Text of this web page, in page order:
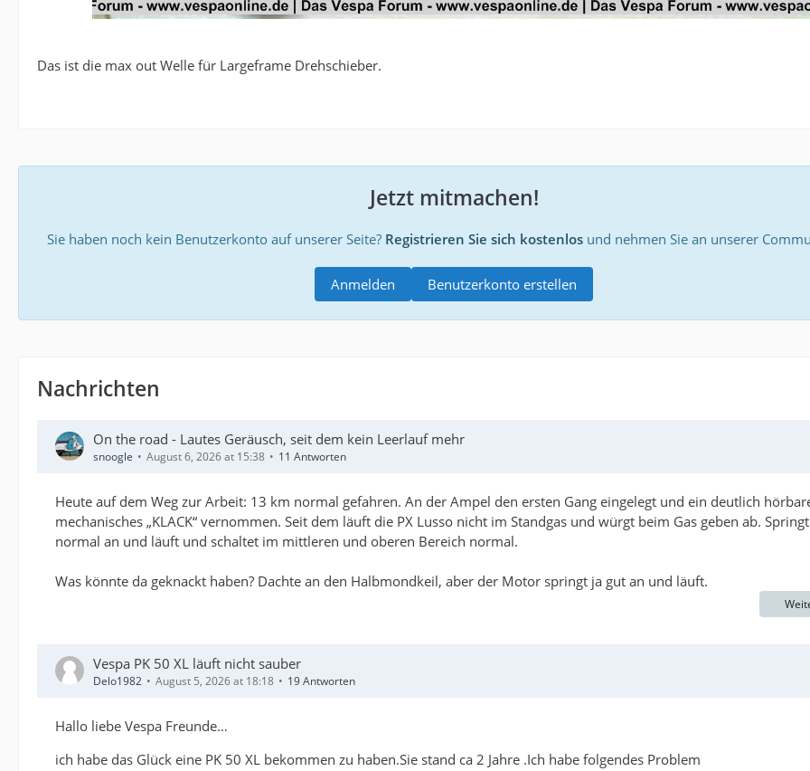
Das ist die max out Welle für Largeframe Drehschieber.
Jetzt mitmachen!
Sie haben noch kein Benutzerkonto auf unserer Seite? Registrieren Sie sich kostenlosund nehmen Sie an unserer
Benutzerkonto erstellen
Anmelden
Nachrichten
On the road - Lautes Geräusch, seit dem kein Leerlauf mehr
snoogle August 6, 2026 at 15:38 11 Antworten
Heute auf dem Weg zur Arbeit: 13 km normal gefahren. An der Ampel den ersten Gang eingelegt und ein deutlich
mechanisches „KLACK“ vernommen. Seit dem läuft die PX Lusso nicht im Standgas und würgt beim Gas geben ab.
normal an und läuft und schaltet im mittleren und oberen Bereich normal.
Was könnte da geknackt haben? Dachte an den Halbmondkeil, aber der Motor springt ja gut an und läuft.
Vespa PK 50 XL läuft nicht sauber
Delo1982 August 5, 2026 at 18:18 19 Antworten
Hallo liebe Vespa Freunde…
ich habe das Glück eine PK 50 XL bekommen zu haben.Sie stand ca 2 Jahre .Ich habe folgendes Problem